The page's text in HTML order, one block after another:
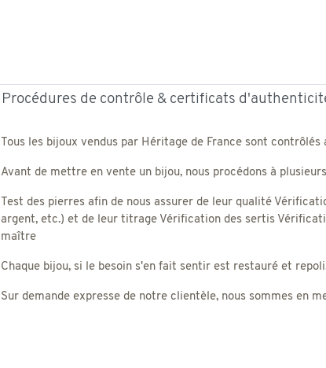
Procédures de contrôle & certificats
Tous les bijoux vendus par Héritage de France sont contrôlés
Avant de mettre en vente un bijou, nous procédons à
Test des pierres afin de nous assurer de leur qualité
argent, etc.) et de leur titrage Vérification des sertis
maître
Chaque bijou, si le besoin s'en fait sentir est restauré et
Sur demande expresse de notre clientèle, nous sommes en